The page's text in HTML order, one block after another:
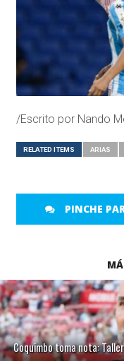
/Escrito por Nando
RELATED ITEMS ARIAS
PINCHE
Coquimbo toma nota: